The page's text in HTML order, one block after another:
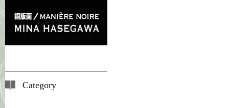
Category